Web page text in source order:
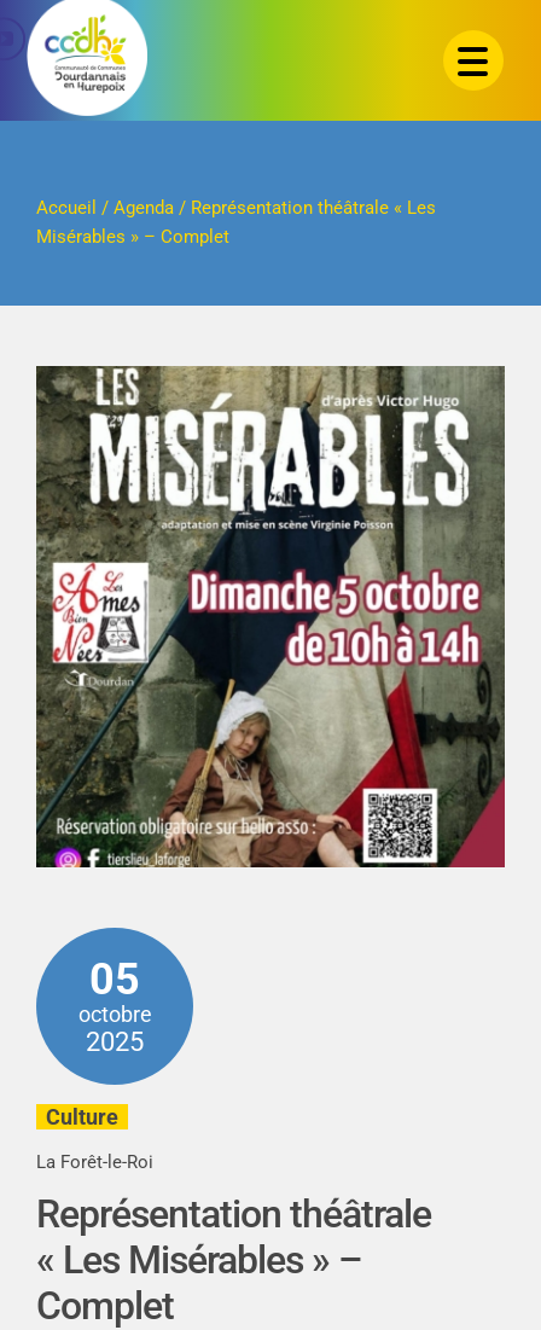
Passer
contenu
Accueil / Agenda/ Représentation théâtrale « Les
Misérables » – Complet
05
octobre
2025
Culture
La Forêt-le-Roi
Représentation théâtrale
« Les Misérables » –
Complet